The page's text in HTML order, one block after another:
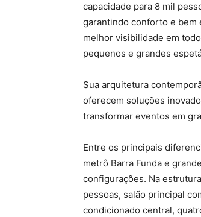
capacidade para 8 mil
garantindo conforto e bem
melhor visibilidade em
pequenos e grandes
Sua arquitetura
oferecem soluções
transformar eventos em
Entre os principais
metrô Barra Funda e
configurações. Na
pessoas, salão principal
condicionado central,